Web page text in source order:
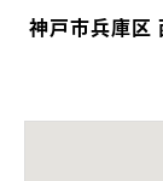
神戸市兵庫区